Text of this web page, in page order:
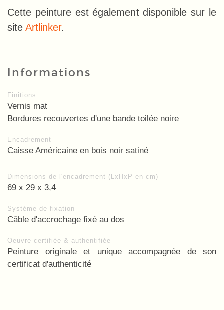
Cette peinture est également disponible sur le
site Artlinker.
Informations
Finitions
Vernis mat
Bordures recouvertes d'une bande toilée noire
Encadrement
Caisse Américaine en bois noir satiné
Dimensions de l'encadrement (LxHxP en cm)
69 x 29 x 3,4
Système de fixation
Câble d'accrochage fixé au dos
Oeuvre certifiée & authentifiée
Peinture originale et unique accompagnée de son
certificat d'authenticité